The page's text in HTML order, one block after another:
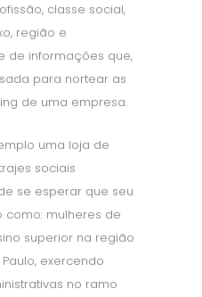
classe social,
região e
de informações que,
para nortear as
de uma empresa.
uma loja de
sociais
se esperar que seu
mulheres de
superior na região
exercendo
no ramo